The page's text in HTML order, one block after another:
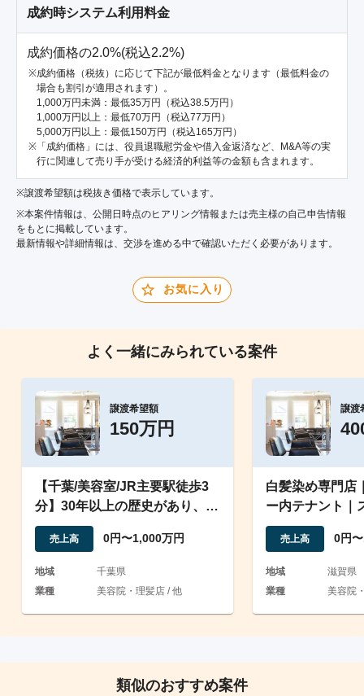
成約時システム利用料金
成約価格の2.0%(税込2.2%)
成約価格（税抜）に応じて下記が最低料金となります（最低料金の
場合も割引が適用されます）。
1,000万円未満：最低35万円（税込38.5万円）
1,000万円以上：最低70万円（税込77万円）
5,000万円以上：最低150万円（税込165万円）
「成約価格」には、役員退職慰労金や借入金返済など、M&A等の実
行に関連して売り手が受ける経済的利益等の金額も含まれます。
※譲渡希望額は税抜き価格で表示しています。
※本案件情報は、公開日時点のヒアリング情報または売主様の自己申告情報
をもとに掲載しています。
最新情報や詳細情報は、交渉を進める中で確認いただく必要があります。
お気に入り
よく一緒にみられている案件
譲渡希望額
150万円
【千葉/美容室/JR主要駅徒歩3
分】30年以上の歴史があり、固
定客多数で安定経営
売上高 0円〜1,000万円
地域
千葉県
業種
美容院・理髪店 / 他
譲渡
白髪染め専門店
ー内テナント｜
可・営業中のま
売上高 0円
地域
滋賀県
業種
美容院
類似のおすすめ案件